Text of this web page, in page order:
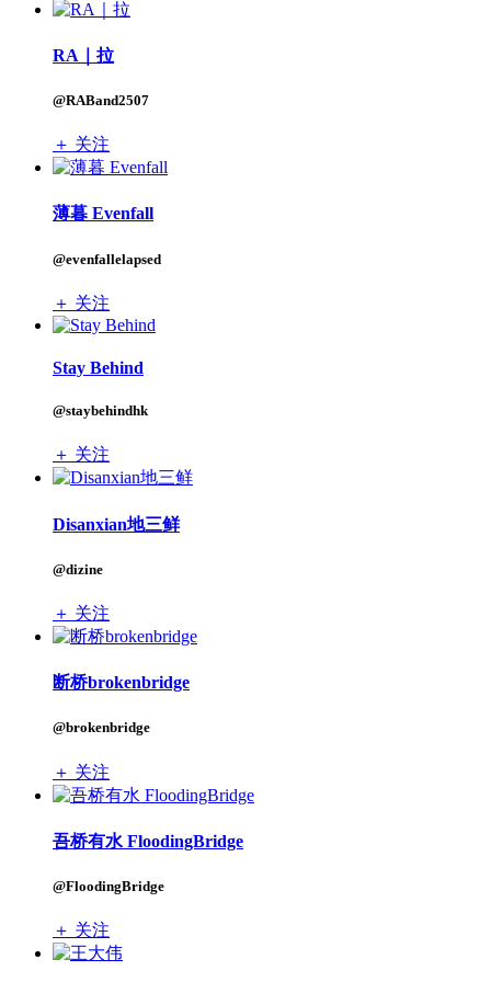
RA｜拉
@RABand2507
＋ 关注
薄暮 Evenfall
@evenfallelapsed
＋ 关注
Stay Behind
@staybehindhk
＋ 关注
Disanxian地三鲜
@dizine
＋ 关注
断桥brokenbridge
@brokenbridge
＋ 关注
吾桥有水 FloodingBridge
@FloodingBridge
＋ 关注